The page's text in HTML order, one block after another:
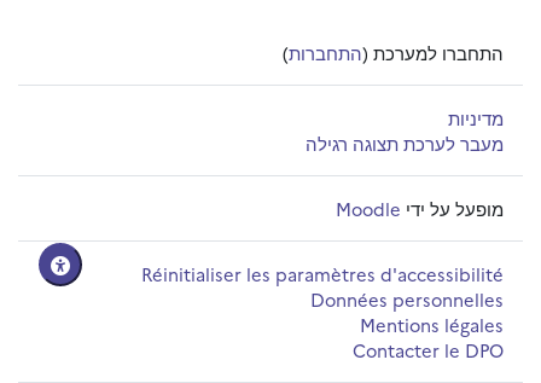
התחברו למערכת (התחברות)
מדיניות
מעבר לערכת תצוגה רגילה
מופעל על ידי Moodle
Réinitialiser les paramètres d'accessibilité
Données personnelles
Mentions légales
Contacter le DPO